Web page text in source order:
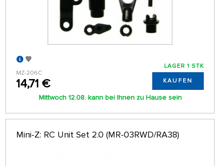
MZ-206C
14,71 €
LAGER 1 STK
KAUFEN
Mittwoch 12.08. kann bei Ihnen zu Hause sein
Mini-Z: RC Unit Set 2.0 (MR-03RWD/RA38)